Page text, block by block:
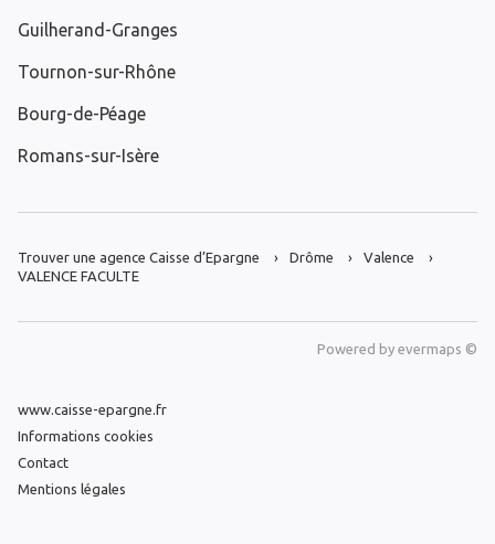
Guilherand-Granges
Tournon-sur-Rhône
Bourg-de-Péage
Romans-sur-Isère
Trouver une agence Caisse d’Epargne Drôme
Valence
VALENCE FACULTE
Powered by evermaps ©
www.caisse-epargne.fr
Informations cookies
Contact
Mentions légales